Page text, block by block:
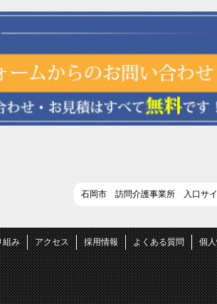
石岡市 訪問介護事業所 入口サ
組み アクセス 採用情報 よくある質問 個